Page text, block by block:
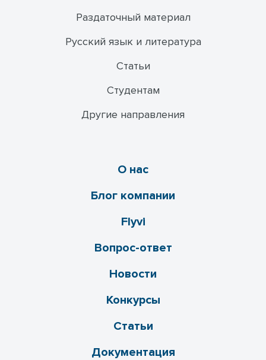
Раздаточный материал
Русский язык и литература
Статьи
Студентам
Другие направления
О нас
Блог компании
Flyvi
Вопрос-ответ
Новости
Конкурсы
Статьи
Документация